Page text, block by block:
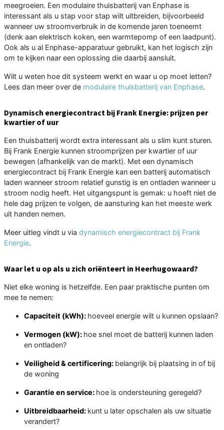
meegroeien. Een modulaire thuisbatterij van Enphase is
interessant als u stap voor stap wilt uitbreiden, bijvoorbeeld
wanneer uw stroomverbruik in de komende jaren toeneemt
(denk aan elektrisch koken, een warmtepomp of een laadpunt).
Ook als u al Enphase-apparatuur gebruikt, kan het logisch zijn
om te kijken naar een oplossing die daarbij aansluit.
Wilt u weten hoe dit systeem werkt en waar u op moet letten?
Lees dan meer over de modulaire thuisbatterij van Enphase.
Dynamisch energiecontract bij Frank Energie: prijzen per
kwartier of uur
Een thuisbatterij wordt extra interessant als u slim kunt sturen.
Bij Frank Energie kunnen stroomprijzen per kwartier of uur
bewegen (afhankelijk van de markt). Met een dynamisch
energiecontract bij Frank Energie kan een batterij automatisch
laden wanneer stroom relatief gunstig is en ontladen wanneer u
stroom nodig heeft. Het uitgangspunt is gemak: u hoeft niet de
hele dag prijzen te volgen, de aansturing kan het meeste werk
uit handen nemen.
Meer uitleg vindt u via dynamisch energiecontract bij Frank
Energie.
Waar let u op als u zich oriënteert in Heerhugowaard?
Niet elke woning is hetzelfde. Een paar praktische punten om
mee te nemen:
Capaciteit (kWh): hoeveel energie wilt u kunnen opslaan?
Vermogen (kW): hoe snel moet de batterij kunnen laden
en ontladen?
Veiligheid & certificering: belangrijk bij plaatsing in of bij
de woning
Garantie en service: hoe is ondersteuning geregeld?
Uitbreidbaarheid: kunt u later opschalen als uw situatie
verandert?